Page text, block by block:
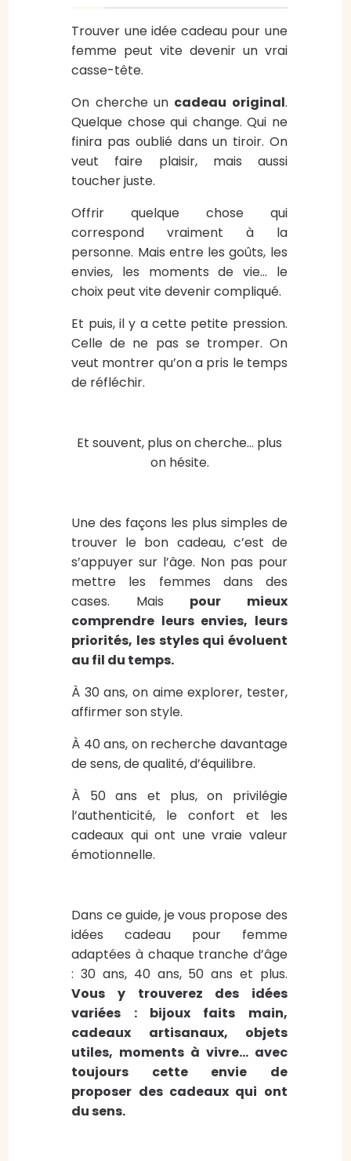
Trouver une idée cadeau pour une
femme peut vite devenir un vrai
casse-tête.
On cherche un cadeau original.
Quelque chose qui change. Qui ne
finira pas oublié dans un tiroir. On
veut faire plaisir, mais aussi
toucher juste.
Offrir quelque chose qui
correspond vraiment à la
personne. Mais entre les goûts, les
envies, les moments de vie… le
choix peut vite devenir compliqué.
Et puis, il y a cette petite pression.
Celle de ne pas se tromper. On
veut montrer qu’on a pris le temps
de réfléchir.
Et souvent, plus on cherche… plus
on hésite.
Une des façons les plus simples de
trouver le bon cadeau, c’est de
s’appuyer sur l’âge. Non pas pour
mettre les femmes dans des
cases. Mais pour mieux
comprendre leurs envies, leurs
priorités, les styles qui évoluent
au fil du temps.
À 30 ans, on aime explorer, tester,
affirmer son style.
À 40 ans, on recherche davantage
de sens, de qualité, d’équilibre.
À 50 ans et plus, on privilégie
l’authenticité, le confort et les
cadeaux qui ont une vraie valeur
émotionnelle.
Dans ce guide, je vous propose des
idées cadeau pour femme
adaptées à chaque tranche d’âge
: 30 ans, 40 ans, 50 ans et plus.
Vous y trouverez des idées
variées : bijoux faits main,
cadeaux artisanaux, objets
utiles, moments à vivre… avec
toujours cette envie de
proposer des cadeaux qui ont
du sens.